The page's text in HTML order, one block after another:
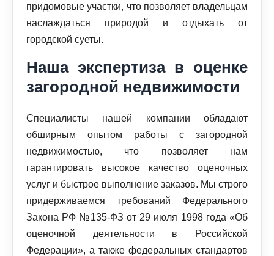
придомовые участки, что позволяет владельцам
наслаждаться природой и отдыхать от
городской суеты.
Наша экспертиза в оценке
загородной недвижимости
Специалисты нашей компании обладают
обширным опытом работы с загородной
недвижимостью, что позволяет нам
гарантировать высокое качество оценочных
услуг и быстрое выполнение заказов. Мы строго
придерживаемся требований Федерального
Закона РФ №135-ФЗ от 29 июля 1998 года «Об
оценочной деятельности в Российской
Федерации», а также федеральных стандартов